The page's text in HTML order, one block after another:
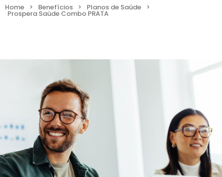
Home > Benefícios > Planos de Saúde >
Prospera Saúde Combo PRATA